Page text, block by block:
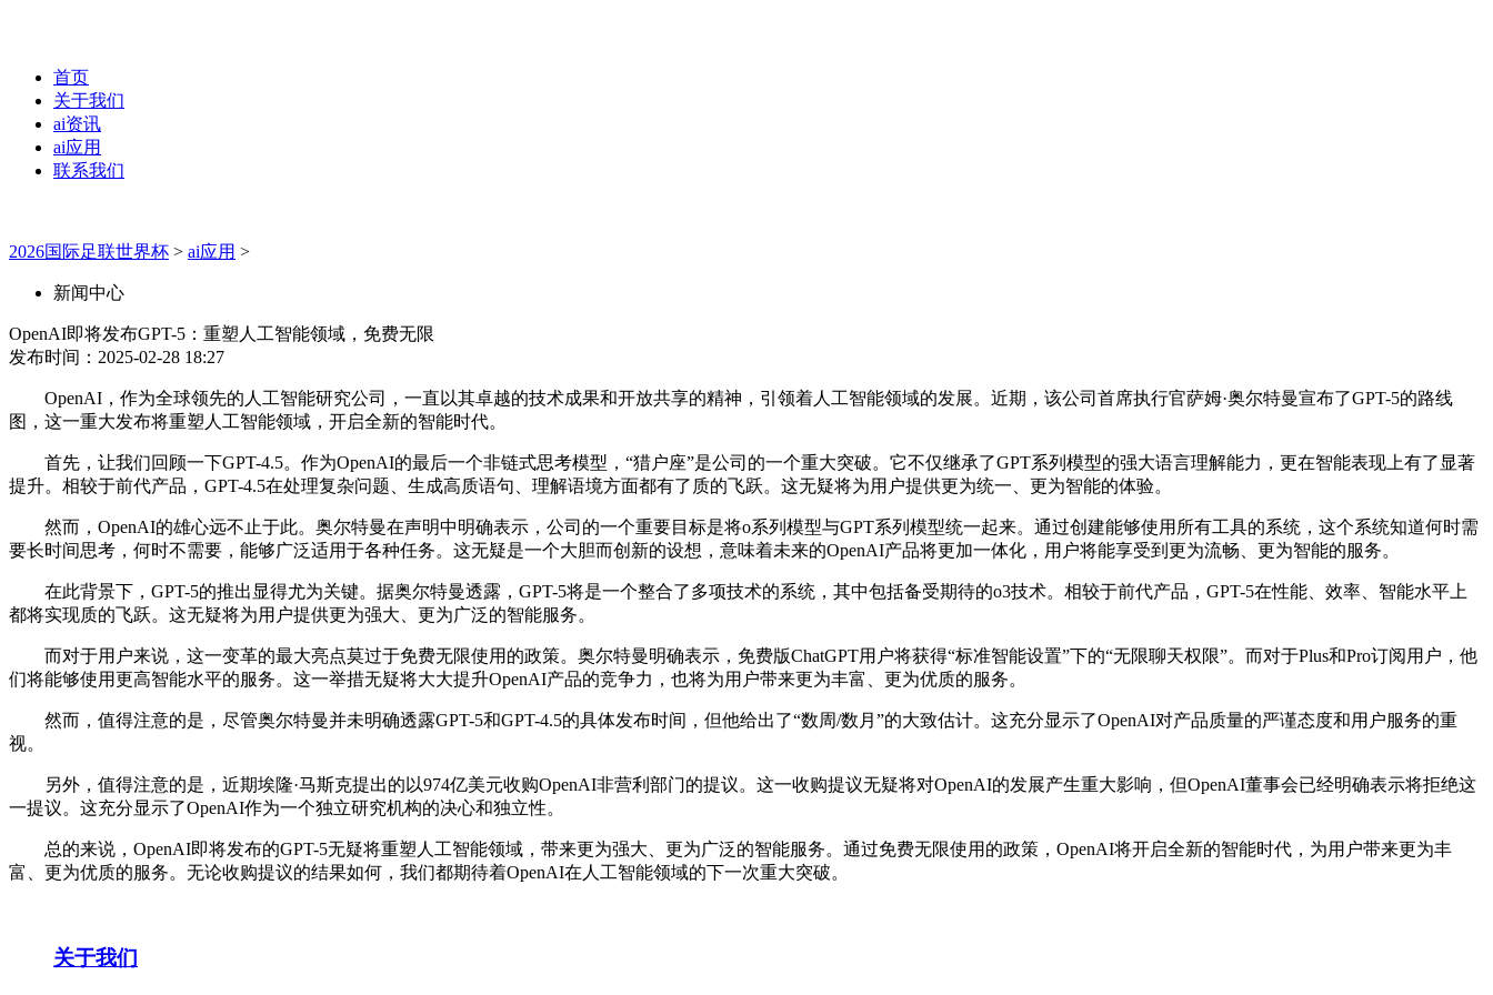
首页
关于我们
ai资讯
ai应用
联系我们
2026国际足联世界杯 > ai应用 >
新闻中心
OpenAI即将发布GPT-5：重塑人工智能领域，免费无限
发布时间：2025-02-28 18:27
OpenAI，作为全球领先的人工智能研究公司，一直以其卓越的技术成果和开放共享的精神，引领着人工智能领域的发展。近期，该公司首席执行官萨姆·奥尔特曼宣布了GPT-5的路线
图，这一重大发布将重塑人工智能领域，开启全新的智能时代。
首先，让我们回顾一下GPT-4.5。作为OpenAI的最后一个非链式思考模型，“猎户座”是公司的一个重大突破。它不仅继承了GPT系列模型的强大语言理解能力，更在智能表现上有了显著
提升。相较于前代产品，GPT-4.5在处理复杂问题、生成高质语句、理解语境方面都有了质的飞跃。这无疑将为用户提供更为统一、更为智能的体验。
然而，OpenAI的雄心远不止于此。奥尔特曼在声明中明确表示，公司的一个重要目标是将o系列模型与GPT系列模型统一起来。通过创建能够使用所有工具的系统，这个系统知道何时需
要长时间思考，何时不需要，能够广泛适用于各种任务。这无疑是一个大胆而创新的设想，意味着未来的OpenAI产品将更加一体化，用户将能享受到更为流畅、更为智能的服务。
在此背景下，GPT-5的推出显得尤为关键。据奥尔特曼透露，GPT-5将是一个整合了多项技术的系统，其中包括备受期待的o3技术。相较于前代产品，GPT-5在性能、效率、智能水平上
都将实现质的飞跃。这无疑将为用户提供更为强大、更为广泛的智能服务。
而对于用户来说，这一变革的最大亮点莫过于免费无限使用的政策。奥尔特曼明确表示，免费版ChatGPT用户将获得“标准智能设置”下的“无限聊天权限”。而对于Plus和Pro订阅用户，他
们将能够使用更高智能水平的服务。这一举措无疑将大大提升OpenAI产品的竞争力，也将为用户带来更为丰富、更为优质的服务。
然而，值得注意的是，尽管奥尔特曼并未明确透露GPT-5和GPT-4.5的具体发布时间，但他给出了“数周/数月”的大致估计。这充分显示了OpenAI对产品质量的严谨态度和用户服务的重
视。
另外，值得注意的是，近期埃隆·马斯克提出的以974亿美元收购OpenAI非营利部门的提议。这一收购提议无疑将对OpenAI的发展产生重大影响，但OpenAI董事会已经明确表示将拒绝这
一提议。这充分显示了OpenAI作为一个独立研究机构的决心和独立性。
总的来说，OpenAI即将发布的GPT-5无疑将重塑人工智能领域，带来更为强大、更为广泛的智能服务。通过免费无限使用的政策，OpenAI将开启全新的智能时代，为用户带来更为丰
富、更为优质的服务。无论收购提议的结果如何，我们都期待着OpenAI在人工智能领域的下一次重大突破。
关于我们